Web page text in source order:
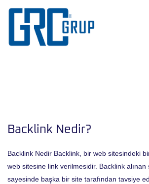
Backlink Nedir?
Backlink Nedir Backlink, bir web sitesindeki
web sitesine link verilmesidir. Backlink alınan
sayesinde başka bir site tarafından tavsiye